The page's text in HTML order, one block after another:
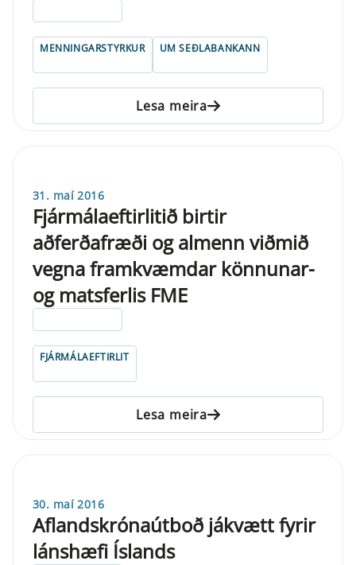
MENNINGARSTYRKUR UM SEÐLABANKANN
Lesa meira
31. maí 2016
Fjármálaeftirlitið birtir
aðferðafræði og almenn viðmið
vegna framkvæmdar könnunar-
og matsferlis FME
FJÁRMÁLAEFTIRLIT
Lesa meira
30. maí 2016
Aflandskrónaútboð jákvætt fyrir
lánshæfi Íslands